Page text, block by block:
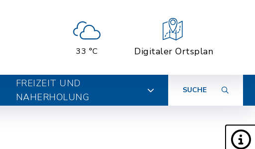
33 °C Digitaler Ortsplan
FREIZEIT UND
NAHERHOLUNG
SUCHE